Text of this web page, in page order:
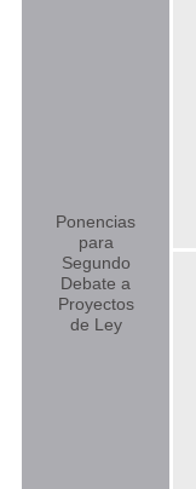
Ponencias
para
Segundo
Debate a
Proyectos
de Ley